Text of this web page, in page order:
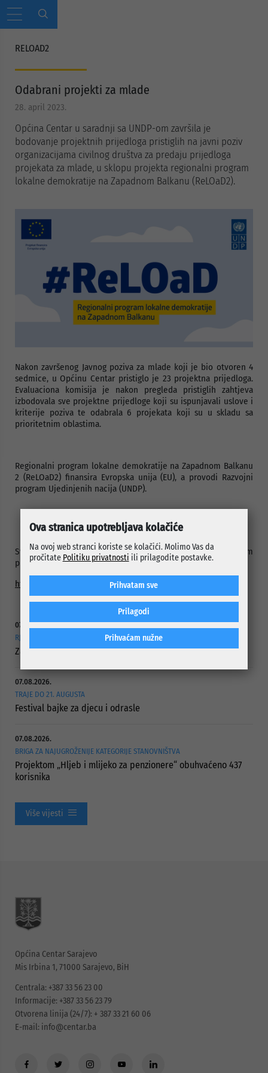
RELOAD2
Odabrani projekti za mlade
28. april 2023.
Općina Centar u saradnji sa UNDP-om završila je
bodovanje projektnih prijedloga pristiglih na javni poziv
organizacijama civilnog društva za predaju prijedloga
projekata za mlade, u sklopu projekta regionalni program
lokalne demokratije na Zapadnom Balkanu (ReLOaD2).
Nakon završenog Javnog poziva za mlade koji je bio otvoren 4
sedmice, u Općinu Centar pristiglo je 23 projektna prijedloga.
Evaluaciona komisija je nakon pregleda pristiglih zahtjeva
izbodovala sve projektne prijedloge koji su ispunjavali uslove i
kriterije poziva te odabrala 6 projekata koji su u skladu sa
prioritetnim oblastima.
Regionalni program lokalne demokratije na Zapadnom Balkanu
2 (ReLOaD2) finansira Evropska unija (EU), a provodi Razvojni
program Ujedinjenih nacija (UNDP).
Svi zainteresirani građani više informacija o odabranim
projektima mogu potražiti na linku
https://www.centar.ba/javni-pozivi-i-konkursi
07.08.2026.
RJEŠAVANJE DUGOGODIŠNJEG PROBLEMA PUTNE POVEZANOSTI
Započelo asfaltiranje Ulice Vranica Brijeg
07.08.2026.
TRAJE DO 21. AUGUSTA
Festival bajke za djecu i odrasle
07.08.2026.
BRIGA ZA NAJUGROŽENIJE KATEGORIJE STANOVNIŠTVA
Projektom „Hljeb i mlijeko za penzionere“ obuhvaćeno 437
korisnika
Više vijesti
Općina Centar Sarajevo
Mis Irbina 1, 71000 Sarajevo, BiH
Centrala: +387 33 56 23 00
Informacije: +387 33 56 23 79
Otvorena linija (24/7): + 387 33 21 60 06
E-mail: info@centar.ba
Ova stranica upotrebljava kolačiće
Na ovoj web stranci koriste se kolačići. Molimo Vas da
pročitate Politiku privatnosti ili prilagodite postavke.
Prihvaćam nužne
Prilagodi
Prihvatam sve